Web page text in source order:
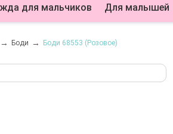
для мальчиков Для малышей
Боди Боди 68553 (Розовое)